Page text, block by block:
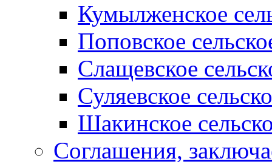
Кумылженское
Поповское
Слащевское
Суляевское
Шакинское
Соглашения,